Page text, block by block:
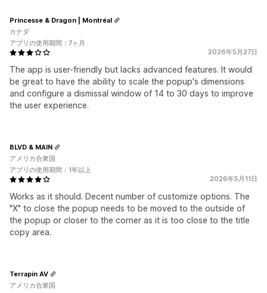
2026年5月27日
The app is user-friendly but lacks advanced features. It would
be great to have the ability to scale the popup's dimensions
and configure a dismissal window of 14 to 30 days to improve
the user experience.
Princesse & Dragon | Montréal
カナダ
アプリの使用期間：7ヶ月
2026年5月11日
Works as it should. Decent number of customize options. The
"X" to close the popup needs to be moved to the outside of
the popup or closer to the corner as it is too close to the title
copy area.
BLVD & MAIN
アメリカ合衆国
アプリの使用期間：1年以上
Terrapin AV
アメリカ合衆国